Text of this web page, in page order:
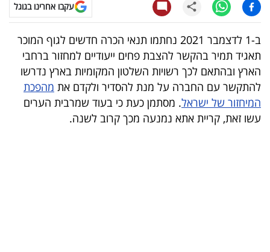
עסקי
ספורט
קריירה
ולימודים
מינויים
עקבו אחרינו בגוגל
ב-1 לדצמבר 2021 נחתמו תנאי הכרה חדשים לגוף המוכר
תאגיד תמיר בהקשר להצבת פחים ייעודיים למחזור ברחבי
הארץ ובהתאם לכך רשויות השלטון המקומיות בארץ נדרשו
להתקשר עם החברה על מנת להסדיר ולקדם את מהפכת
המיחזור של ישראל. מסתמן כעת כי בעוד שמרבית הערים
עשו זאת, קריית אתא נמנעה מכך קרוב לשנה.